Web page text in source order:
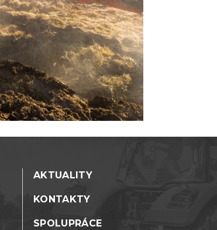
AKTUALITY
KONTAKTY
SPOLUPRÁCE